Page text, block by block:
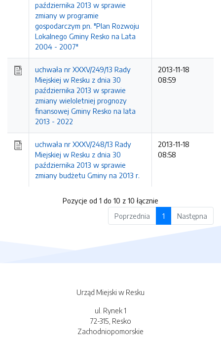
października 2013 w sprawie
zmiany w programie
gospodarczym pn. "Plan Rozwoju
Lokalnego Gminy Resko na Lata
2004 - 2007"
uchwała nr XXXV/249/13 Rady
Miejskiej w Resku z dnia 30
października 2013 w sprawie
zmiany wieloletniej prognozy
finansowej Gminy Resko na lata
2013 - 2022
2013-11-18
08:59
uchwała nr XXXV/248/13 Rady
Miejskiej w Resku z dnia 30
października 2013 w sprawie
zmiany budżetu Gminy na 2013 r.
2013-11-18
08:58
Pozycje od 1 do 10 z 10 łącznie
Poprzednia
1 Następna
Urząd Miejski w Resku
ul. Rynek 1
72-315, Resko
Zachodniopomorskie